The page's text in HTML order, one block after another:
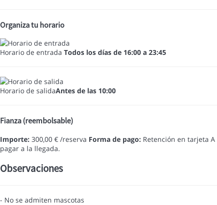
Organiza tu horario
Horario de entrada Todos los días de 16:00 a 23:45
Horario de salidaAntes de las 10:00
Fianza (reembolsable)
Importe: 300,00 € /reserva Forma de pago: Retención en tarjeta A
pagar a la llegada.
Observaciones
- No se admiten mascotas